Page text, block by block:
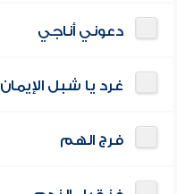
دعوني أناجي
غرد يا شبل الإيمان
فرج الهم